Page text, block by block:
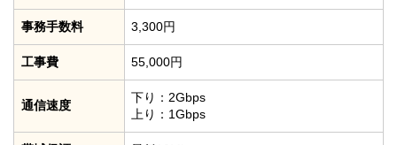
事務手数料 3,300円
工事費 55,000円
通信速度
下り：2Gbps
上り：1Gbps